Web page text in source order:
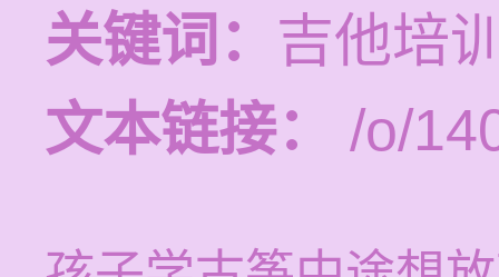
关键词： 吉他培
文本链接：
/o/